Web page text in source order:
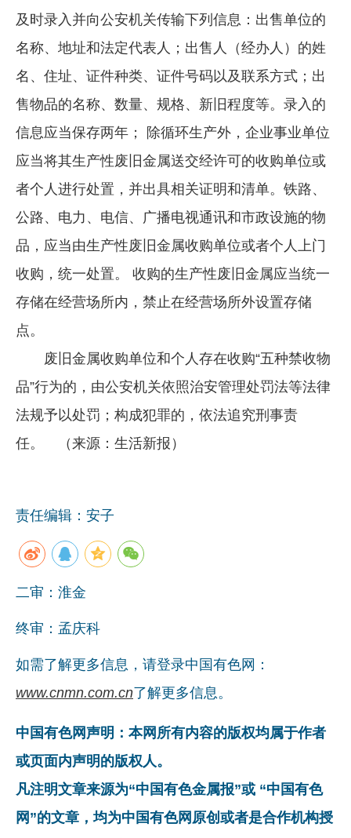
及时录入并向公安机关传输下列信息：出售单位的
名称、地址和法定代表人；出售人（经办人）的姓
名、住址、证件种类、证件号码以及联系方式；出
售物品的名称、数量、规格、新旧程度等。录入的
信息应当保存两年； 除循环生产外，企业事业单位
应当将其生产性废旧金属送交经许可的收购单位或
者个人进行处置，并出具相关证明和清单。铁路、
公路、电力、电信、广播电视通讯和市政设施的物
品，应当由生产性废旧金属收购单位或者个人上门
收购，统一处置。 收购的生产性废旧金属应当统一
存储在经营场所内，禁止在经营场所外设置存储
点。
废旧金属收购单位和个人存在收购“五种禁收物
品”行为的，由公安机关依照治安管理处罚法等法律
法规予以处罚；构成犯罪的，依法追究刑事责
任。 （来源：生活新报）
责任编辑：安子
二审：淮金
终审：孟庆科
如需了解更多信息，请登录中国有色网：
www.cnmn.com.cn了解更多信息。
中国有色网声明：本网所有内容的版权均属于作者
或页面内声明的版权人。
凡注明文章来源为“中国有色金属报”或 “中国有色
网”的文章，均为中国有色网原创或者是合作机构授